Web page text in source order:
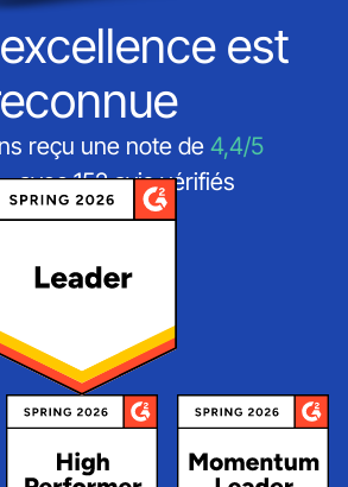
est
reçu une note de 4,4/5
avec 152 avis vérifiés